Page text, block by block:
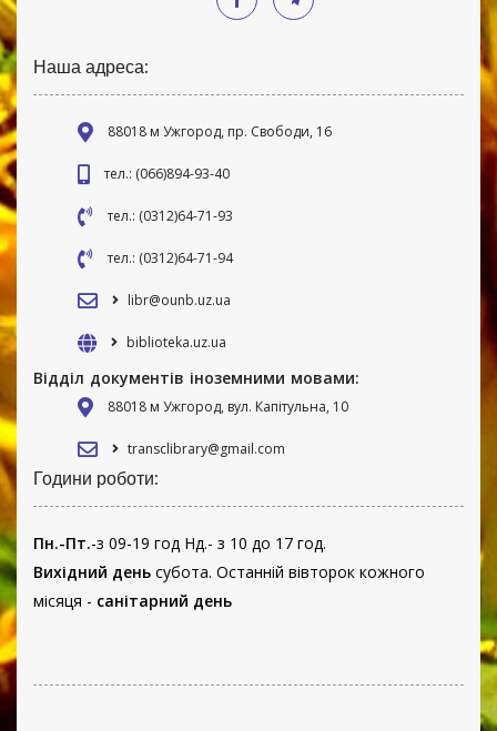
Наша адреса:
88018 м Ужгород, пр. Свободи, 16
тел.: (066)894-93-40
тел.: (0312)64-71-93
тел.: (0312)64-71-94
libr@ounb.uz.ua
biblioteka.uz.ua
Відділ документів іноземними мовами:
88018 м Ужгород, вул. Капітульна, 10
transclibrary@gmail.com
Години роботи:
Пн.-Пт.-з 09-19 год Нд.- з 10 до 17 год.
Вихідний день субота. Останній вівторок кожного
місяця - санітарний день